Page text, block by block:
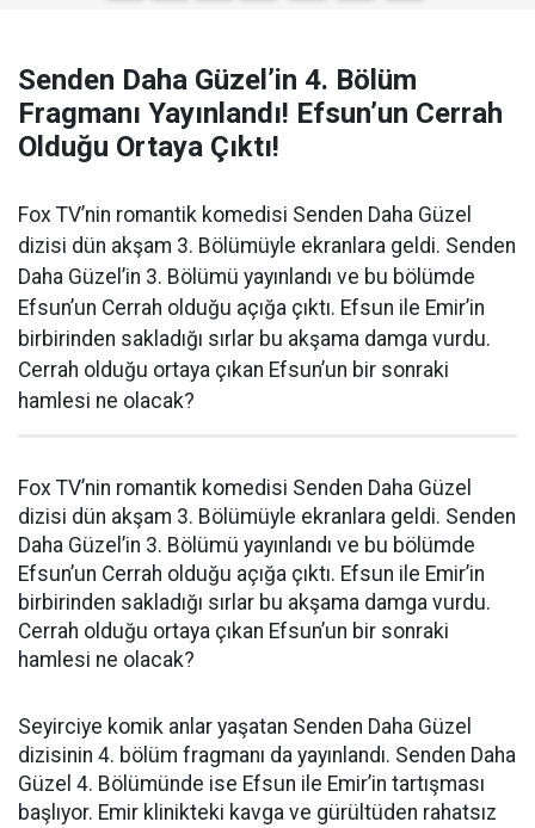
Senden Daha Güzel’in 4. Bölüm
Fragmanı Yayınlandı! Efsun’un Cerrah
Olduğu Ortaya Çıktı!
Fox TV’nin romantik komedisi Senden Daha Güzel
dizisi dün akşam 3. Bölümüyle ekranlara geldi. Senden
Daha Güzel’in 3. Bölümü yayınlandı ve bu bölümde
Efsun’un Cerrah olduğu açığa çıktı. Efsun ile Emir’in
birbirinden sakladığı sırlar bu akşama damga vurdu.
Cerrah olduğu ortaya çıkan Efsun’un bir sonraki
hamlesi ne olacak?
Fox TV’nin romantik komedisi Senden Daha Güzel
dizisi dün akşam 3. Bölümüyle ekranlara geldi. Senden
Daha Güzel’in 3. Bölümü yayınlandı ve bu bölümde
Efsun’un Cerrah olduğu açığa çıktı. Efsun ile Emir’in
birbirinden sakladığı sırlar bu akşama damga vurdu.
Cerrah olduğu ortaya çıkan Efsun’un bir sonraki
hamlesi ne olacak?
Seyirciye komik anlar yaşatan Senden Daha Güzel
dizisinin 4. bölüm fragmanı da yayınlandı. Senden Daha
Güzel 4. Bölümünde ise Efsun ile Emir’in tartışması
başlıyor. Emir klinikteki kavga ve gürültüden rahatsız